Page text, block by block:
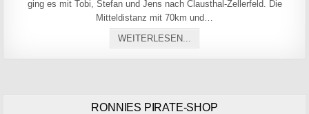
ging es mit Tobi, Stefan und Jens nach Clausthal-Zellerfeld. Die
Mitteldistanz mit 70km und…
WEITERLESEN...
RONNIES PIRATE-SHOP